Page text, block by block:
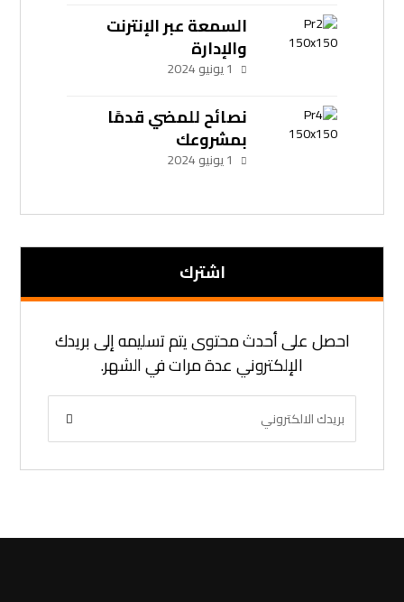
السمعة عبر الإنترنت
والإدارة
1 يونيو 2024
نصائح للمضي قدمًا
بمشروعك
1 يونيو 2024
اشترك
احصل على أحدث محتوى يتم تسليمه إلى بريدك
الإلكتروني عدة مرات في الشهر.